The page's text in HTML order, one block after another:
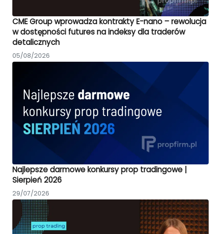
CME Group wprowadza kontrakty E-nano – rewolucja
w dostępności futures na indeksy dla traderów
detalicznych
05/08/2026
Najlepsze darmowe konkursy prop tradingowe |
Sierpień 2026
29/07/2026